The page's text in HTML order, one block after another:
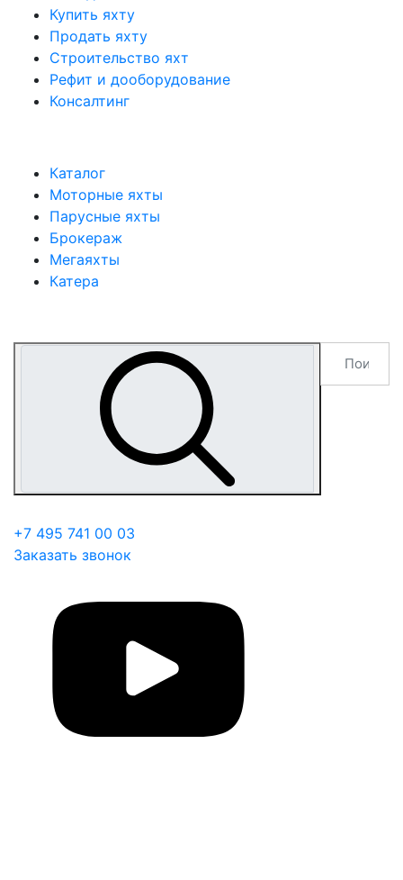
Купить яхту
Продать яхту
Строительство яхт
Рефит и дооборудование
Консалтинг
Каталог
Моторные яхты
Парусные яхты
Брокераж
Мегаяхты
Катера
+7 495 741 00 03
Заказать звонок